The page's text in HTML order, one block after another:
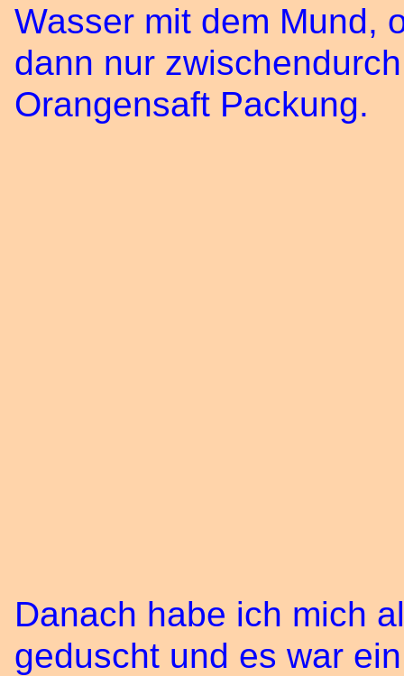
Wasser mit dem Mund,
dann nur
Orangensaft Packung.
Danach habe ich mich
geduscht und es war